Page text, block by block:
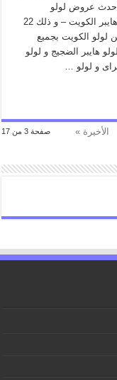
عروض لولو
الكويت الجديدة فى صفحة واحدة – عروض لولو هايبر الكويت – و ذلك 22
الكمية من لولو الكويت بجميع
هايبر الضجيج و لولو
و لولو …
صفحة 3 من 17 الأخيرة »